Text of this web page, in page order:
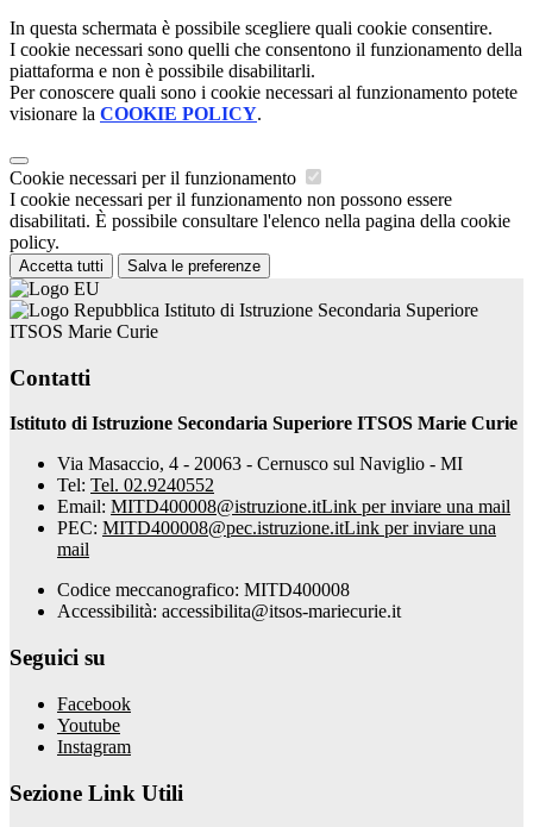
In questa schermata è possibile scegliere quali cookie consentire.
I cookie necessari sono quelli che consentono il funzionamento della
piattaforma e non è possibile disabilitarli.
Per conoscere quali sono i cookie necessari al funzionamento potete
visionare la COOKIE POLICY.
Cookie necessari per il funzionamento
I cookie necessari per il funzionamento non possono essere
disabilitati. È possibile consultare l'elenco nella pagina della cookie
policy.
Accetta tutti Salva le preferenze
Istituto di Istruzione Secondaria Superiore
ITSOS Marie Curie
Contatti
Istituto di Istruzione Secondaria Superiore ITSOS Marie Curie
Via Masaccio, 4 - 20063 - Cernusco sul Naviglio - MI
Tel: Tel. 02.9240552
Email: MITD400008@istruzione.itLink per inviare una mail
PEC: MITD400008@pec.istruzione.itLink per inviare una
mail
Codice meccanografico: MITD400008
Accessibilità: accessibilita@itsos-mariecurie.it
Seguici su
Facebook
Youtube
Instagram
Sezione Link Utili